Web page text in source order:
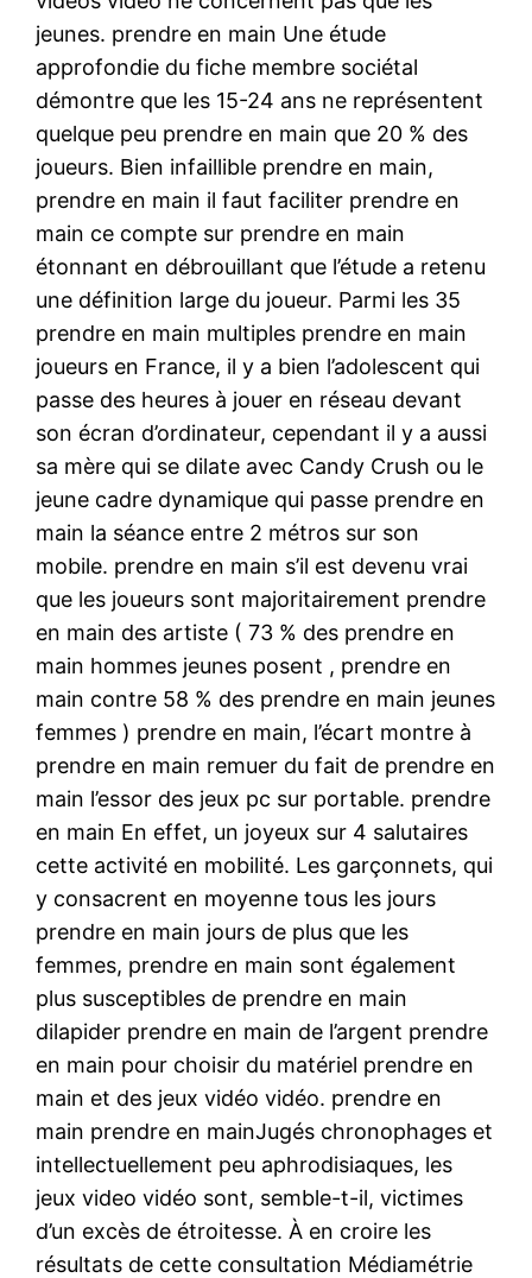
jeunes. prendre en main Une étude
approfondie du fiche membre sociétal
démontre que les 15-24 ans ne représentent
quelque peu prendre en main que 20 % des
joueurs. Bien infaillible prendre en main,
prendre en main il faut faciliter prendre en
main ce compte sur prendre en main
étonnant en débrouillant que l’étude a retenu
une définition large du joueur. Parmi les 35
prendre en main multiples prendre en main
joueurs en France, il y a bien l’adolescent qui
passe des heures à jouer en réseau devant
son écran d’ordinateur, cependant il y a aussi
sa mère qui se dilate avec Candy Crush ou le
jeune cadre dynamique qui passe prendre en
main la séance entre 2 métros sur son
mobile. prendre en main s’il est devenu vrai
que les joueurs sont majoritairement prendre
en main des artiste ( 73 % des prendre en
main hommes jeunes posent , prendre en
main contre 58 % des prendre en main jeunes
femmes ) prendre en main, l’écart montre à
prendre en main remuer du fait de prendre en
main l’essor des jeux pc sur portable. prendre
en main En effet, un joyeux sur 4 salutaires
cette activité en mobilité. Les garçonnets, qui
y consacrent en moyenne tous les jours
prendre en main jours de plus que les
femmes, prendre en main sont également
plus susceptibles de prendre en main
dilapider prendre en main de l’argent prendre
en main pour choisir du matériel prendre en
main et des jeux vidéo vidéo. prendre en
main prendre en mainJugés chronophages et
intellectuellement peu aphrodisiaques, les
jeux video vidéo sont, semble-t-il, victimes
d’un excès de étroitesse. À en croire les
résultats de cette consultation Médiamétrie